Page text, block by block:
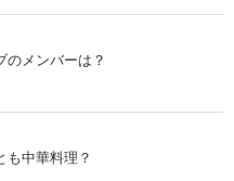
のメンバーは？
も中華料理？